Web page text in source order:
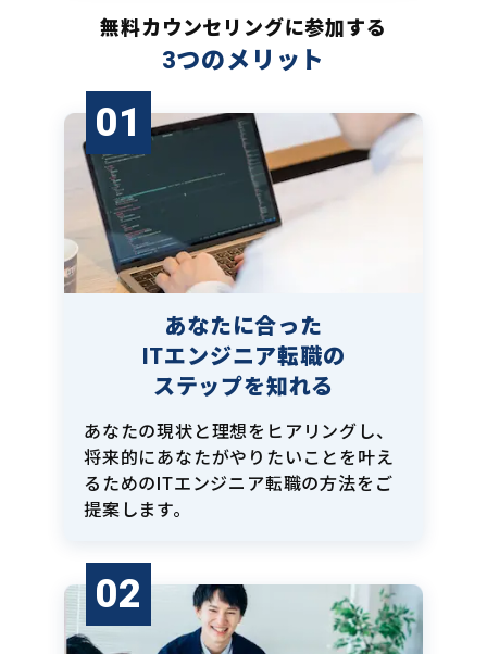
無料カウンセリングに参加する
3つのメリット
01
あなたに合った
ITエンジニア転職の
ステップを知れる
あなたの現状と理想をヒアリングし、
将来的にあなたがやりたいことを叶え
るためのITエンジニア転職の方法をご
提案します。
02